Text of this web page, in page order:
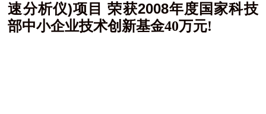
速分析仪)项目 荣获2008年度国家科技
部中小企业技术创新基金40万元!